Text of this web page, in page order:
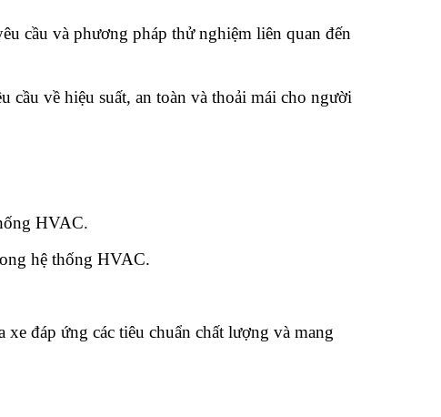
cầu và phương pháp thử nghiệm liên quan đến
cầu về hiệu suất, an toàn và thoải mái cho người
HVAC.
hệ thống HVAC.
đáp ứng các tiêu chuẩn chất lượng và mang